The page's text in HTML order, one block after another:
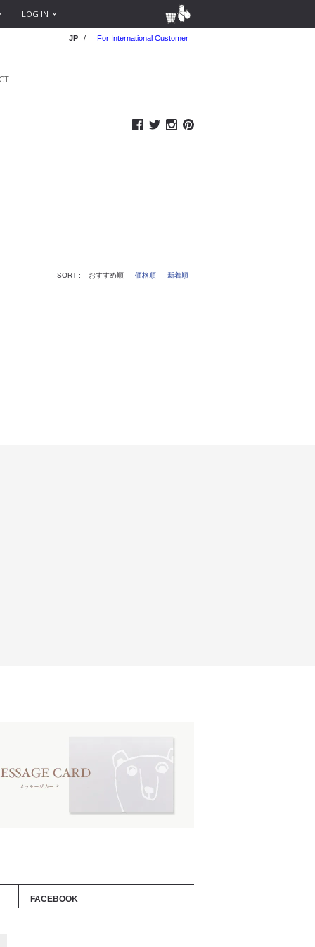
LOG IN
JP / For International Customer
SORT : おすすめ順 価格順 新着順
FACEBOOK